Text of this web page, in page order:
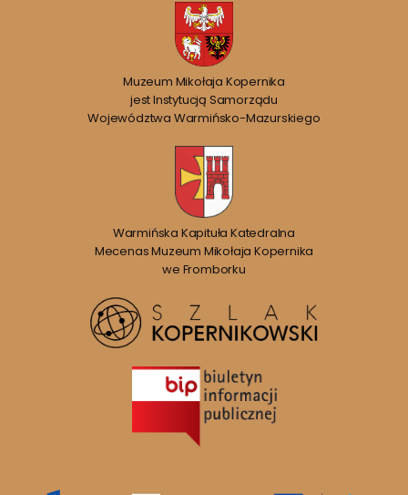
Muzeum Mikołaja Kopernika
jest Instytucją Samorządu
Województwa Warmińsko-Mazurskiego
Warmińska Kapituła Katedralna
Mecenas Muzeum Mikołaja Kopernika
we Fromborku